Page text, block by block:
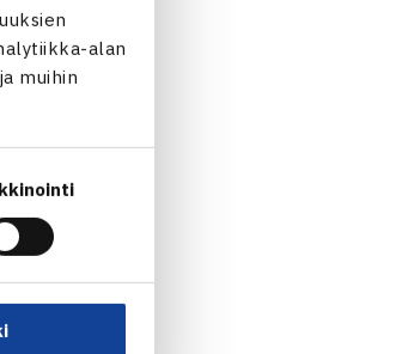
alan
muihin
→